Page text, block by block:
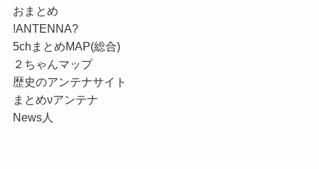
おまとめ
!ANTENNA?
5chまとめMAP(総合)
２ちゃんマップ
歴史のアンテナサイト
まとめνアンテナ
News人